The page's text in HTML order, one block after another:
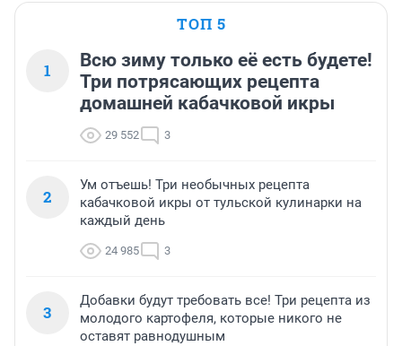
ТОП 5
1
Всю зиму только её есть будете!
Три потрясающих рецепта
домашней кабачковой икры
29 552 3
2
Ум отъешь! Три необычных рецепта
кабачковой икры от тульской кулинарки на
каждый день
24 985 3
3
Добавки будут требовать все! Три рецепта из
молодого картофеля, которые никого не
оставят равнодушным